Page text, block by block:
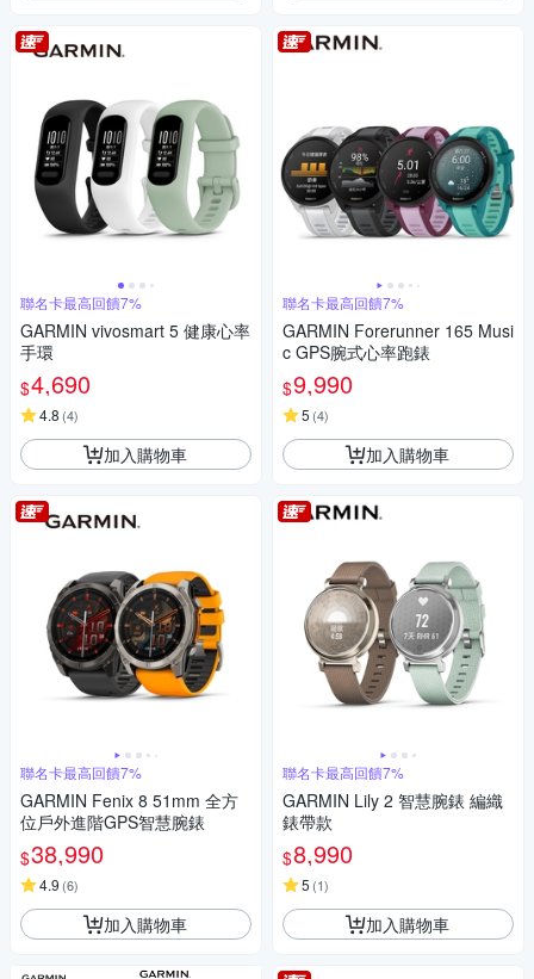
聯名卡最高回饋7%
GARMIN vivosmart 5 健康心率
手環
$4,690
4.8 (4)
加入購物車
聯名卡最高回饋7%
GARMIN Fenix 8 51mm 全方
位戶外進階GPS智慧腕錶
$38,990
4.9 (6)
加入購物車
聯名卡最高回饋7%
GARMIN Forerunner 165 Musi
c GPS腕式心率跑錶
$9,990
5 (4)
加入購物車
聯名卡最高回饋7%
GARMIN Lily 2 智慧腕錶 編織
錶帶款
$8,990
5 (1)
加入購物車